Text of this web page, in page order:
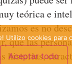
teórica e
es no
que las
historias,
Utilizo cookies
Aceptar todo